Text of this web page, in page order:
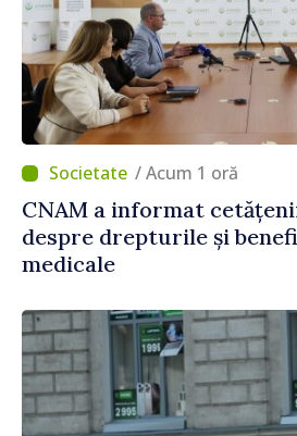
/ Acum 1 oră
CNAM a informat
despre drepturile și
medicale